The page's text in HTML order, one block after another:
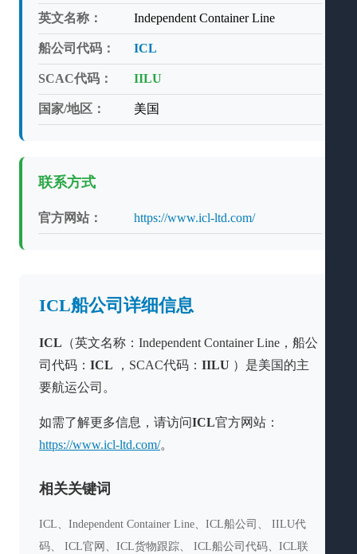
英文名称： Independent Container Line
船公司代码： ICL
SCAC代码： IILU
国家/地区： 美国
联系方式
官方网站： https://www.icl-ltd.com/
ICL船公司详细信息
ICL （英文名称：Independent Container Line，船公
司代码： ICL ，SCAC代码： IILU ）是美国的主
要航运公司。
如需了解更多信息，请访问ICL官方网站：
https://www.icl-ltd.com/。
相关关键词
ICL、Independent Container Line、ICL船公司、 IILU代
码、 ICL官网、ICL货物跟踪、 ICL船公司代码、ICL联